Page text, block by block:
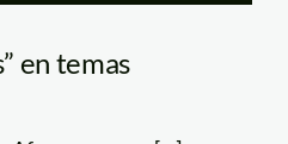
en temas